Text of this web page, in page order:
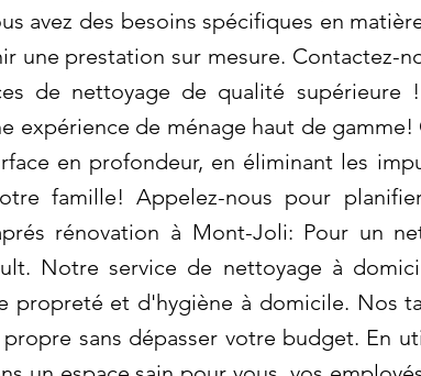
avez des besoins spécifiques en
une prestation sur mesure. Contactez-
de nettoyage de qualité supérieure
expérience de ménage haut de
en profondeur, en éliminant les
famille! Appelez-nous pour
rénovation à Mont-Joli: Pour un
Notre service de nettoyage à
propreté et d'hygiène à domicile. Nos
sans dépasser votre budget. En